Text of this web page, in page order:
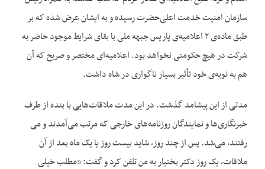
سازمان امنیت خدمت اعلی‌حضرت رسیده و به ایشان عرض شده که بر
طبق ماده‌‌ی ۲ اعلامیه‌‌ی پاریس جبهه ملی با بقای شرایط موجود حاضر به
شرکت در هیچ حکومتی نخواهد بود. اعلامیه‌‌ای مختصر و صریح که آن
هم به نوبه‌‌ی خود تأثیر بسیار ناگواری در شاه داشت.
مدتی از این پیشامد گذشت. در این مدت ملاقات‌‌هایی با بنده از طرف
خبرنگاری‌‌ها و نمایندگان روزنامه‌‌های خارجی که مرتب می‌‌آمدند و می‌‌
رفتند، می‌‌شد. پس از چند روز، شاید بیست روز یا یک ماه بعد از آن
ملاقات، یک روز دکتر بختیار به من تلفن کرد و گفت: «مطلب خیلی